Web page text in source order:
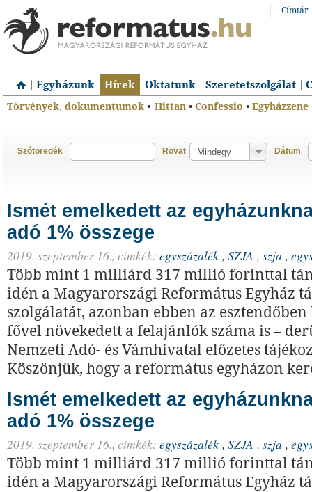
Címtár
Egyházunk Hírek Oktatunk Szeretetszolgálat
Törvények, dokumentumok • Hittan • Confessio • Egyházzene
Szótöredék Rovat Dátum
Ismét emelkedett az
adó 1% összege
2019. szeptember 16., címkék: egyszázalék , SZJA , szja ,
Több mint 1 milliárd 317 millió forinttal
idén a Magyarországi Református Egyház
szolgálatát, azonban ebben az esztendőben
fővel növekedett a felajánlók száma is –
Nemzeti Adó- és Vámhivatal előzetes
Köszönjük, hogy a református egyházon
Ismét emelkedett az
adó 1% összege
2019. szeptember 16., címkék: egyszázalék , SZJA , szja ,
Több mint 1 milliárd 317 millió forinttal
idén a Magyarországi Református Egyház